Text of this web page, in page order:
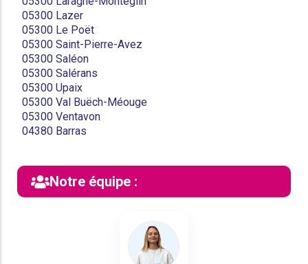
05300 Lazer
05300 Le Poët
05300 Saint-Pierre-Avez
05300 Saléon
05300 Salérans
05300 Upaix
05300 Val Buëch-Méouge
05300 Ventavon
04380 Barras
Notre équipe :